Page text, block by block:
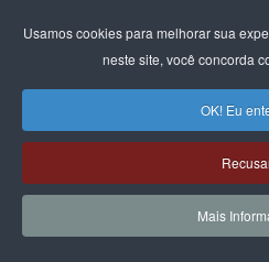
Usamos cookies para melhorar sua
neste site, você concorda
OK! Eu
Mais